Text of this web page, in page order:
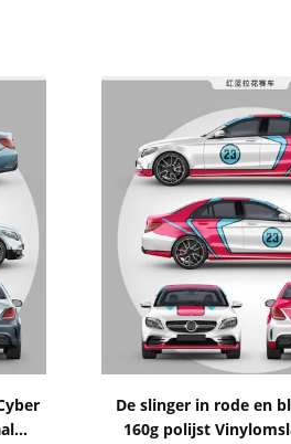
De slinger in rode en
160g polijst